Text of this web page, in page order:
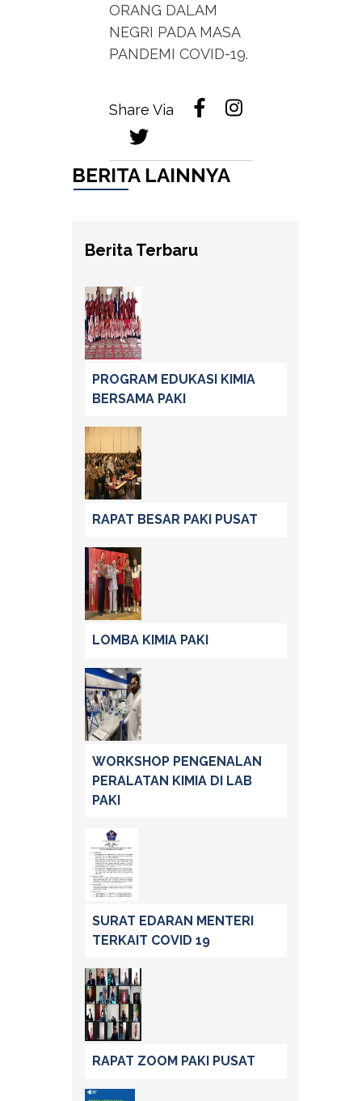
ORANG DALAM
NEGRI PADA MASA
PANDEMI COVID-19.
Share Via
BERITA LAINNYA
Berita Terbaru
PROGRAM EDUKASI KIMIA
BERSAMA PAKI
RAPAT BESAR PAKI PUSAT
LOMBA KIMIA PAKI
WORKSHOP PENGENALAN
PERALATAN KIMIA DI LAB
PAKI
SURAT EDARAN MENTERI
TERKAIT COVID 19
RAPAT ZOOM PAKI PUSAT